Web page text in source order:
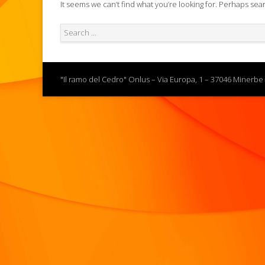
It seems we can’t find what you’re looking for. Perhaps
"Il ramo del Cedro" Onlus – Via Europa, 1 – 37046 Minerbe